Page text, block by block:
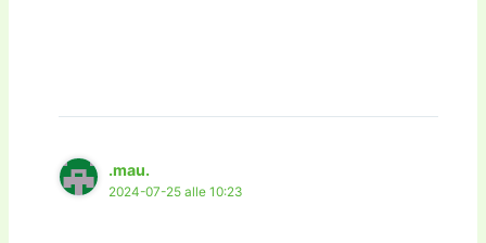
.mau.
2024-07-25 alle 10:23